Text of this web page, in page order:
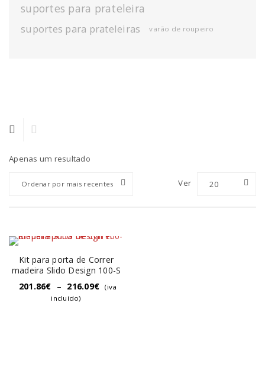
suportes para prateleira
suportes para prateleiras varão de roupeiro
Apenas um resultado
Ordenar por mais recentes Ver 20
Kit para porta de Correr
madeira Slido Design 100-S
201.86€ – 216.09€
(iva
incluído)